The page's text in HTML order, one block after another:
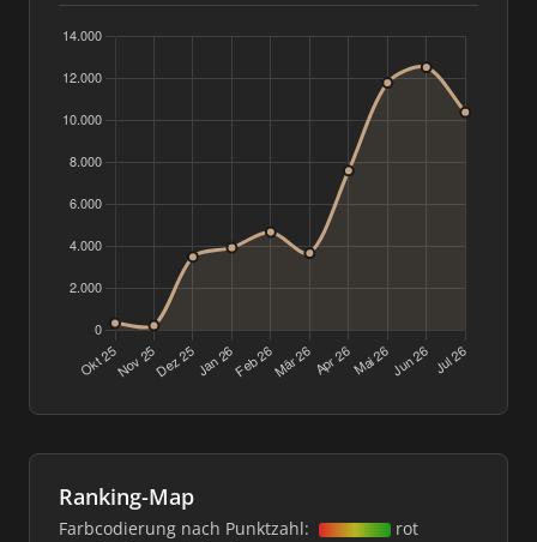
Ranking-Map
Farbcodierung nach Punktzahl:
rot